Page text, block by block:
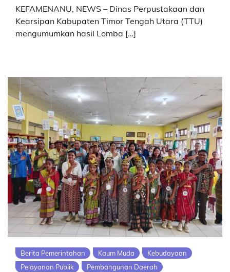
KEFAMENANU, NEWS – Dinas Perpustakaan dan
Kearsipan Kabupaten Timor Tengah Utara (TTU)
mengumumkan hasil Lomba […]
Berita Pemerintahan Kaum Muda
Kebudayaan
Pelayanan Publik
Pembangunan Daerah